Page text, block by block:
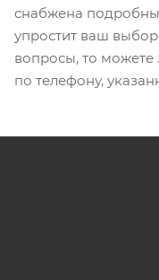
снабжена
упростит ваш
вопросы, то можете
по телефону,